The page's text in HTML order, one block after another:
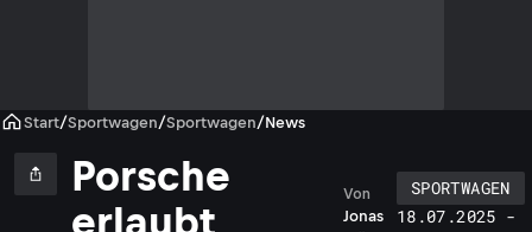
Start/Sportwagen/Sportwagen/News
Porsche
erlaubt
Jonas
Von
SPORTWAGEN
18.07.2025 -